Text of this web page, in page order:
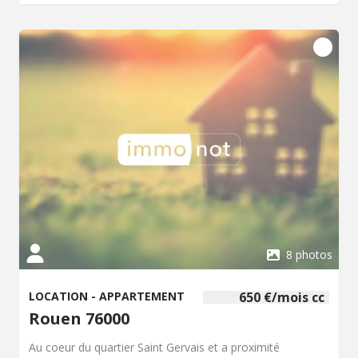
€/mois + provisions sur charges : 56 €/mois (entretien des
communs, ascenseur) - Dépôt de garantie : 1150 € -
Honoraires à la charge du locataire état des lieux inclus :
767 € classe énergétique C: 73kwh/m²/an Réf. annonce :
LL-MALADRERIE - Tél : 02.35.07.82.90 - Contact : Mme
LEMOINE ou Mme LEJEMBLEgestionnaire locatif en
l'étude GENCE & ASSOCIES, Notaires à ROUEN 105 rue
helene.lejemble@gence.associes.fr
Conditions générales : Les revenus nets et mensuels du
locataire doivent être supérieurs à au moins 3 fois le
montant du loyer charges comprises ou à défaut,
présentation d'une caution présentant des garanties au
moins égales à ces conditions. Les informations sur les
risques susceptibles d'être exposés sont disponibles sur le
site Géorisques : www. géorisques. gouv. fr
8 photos
650 €/mois cc
LOCATION - APPARTEMENT
Rouen 76000
Au coeur du quartier Saint Gervais et a proximité